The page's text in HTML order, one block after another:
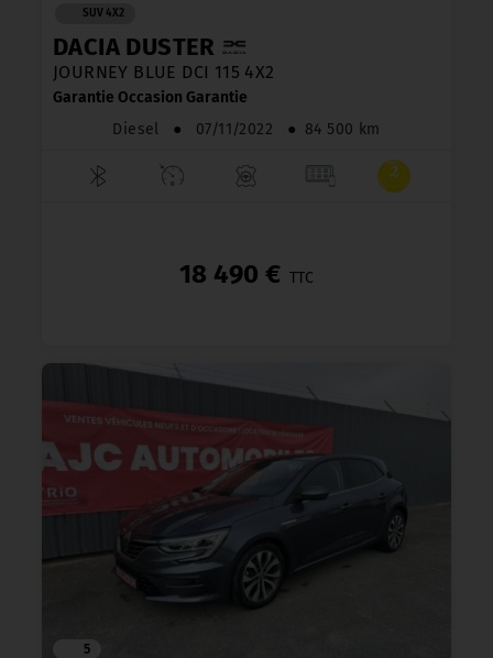
SUV 4X2
DACIA DUSTER
JOURNEY BLUE DCI 115 4X2
Garantie Occasion Garantie
Diesel
● 07/11/2022 ● 84 500 km
18 490 € TTC
5